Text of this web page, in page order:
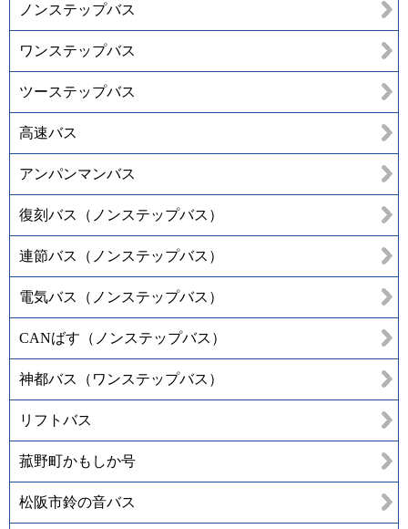
ノンステップバス
ワンステップバス
ツーステップバス
高速バス
アンパンマンバス
復刻バス（ノンステップバス）
連節バス（ノンステップバス）
電気バス（ノンステップバス）
CANばす（ノンステップバス）
神都バス（ワンステップバス）
リフトバス
菰野町かもしか号
松阪市鈴の音バス